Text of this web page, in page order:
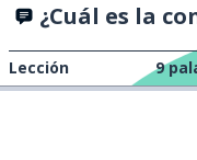
¿Cuál es la
Lección 9